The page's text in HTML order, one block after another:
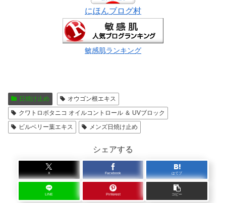
にほんブログ村
敏感肌ランキング
日焼け止め
オウゴン根エキス
クワトロボタニコ オイルコントロール ＆ UVブロック
ビルベリー葉エキス
メンズ日焼け止め
シェアする
X Facebook はてブ
LINE Pinterest コピー